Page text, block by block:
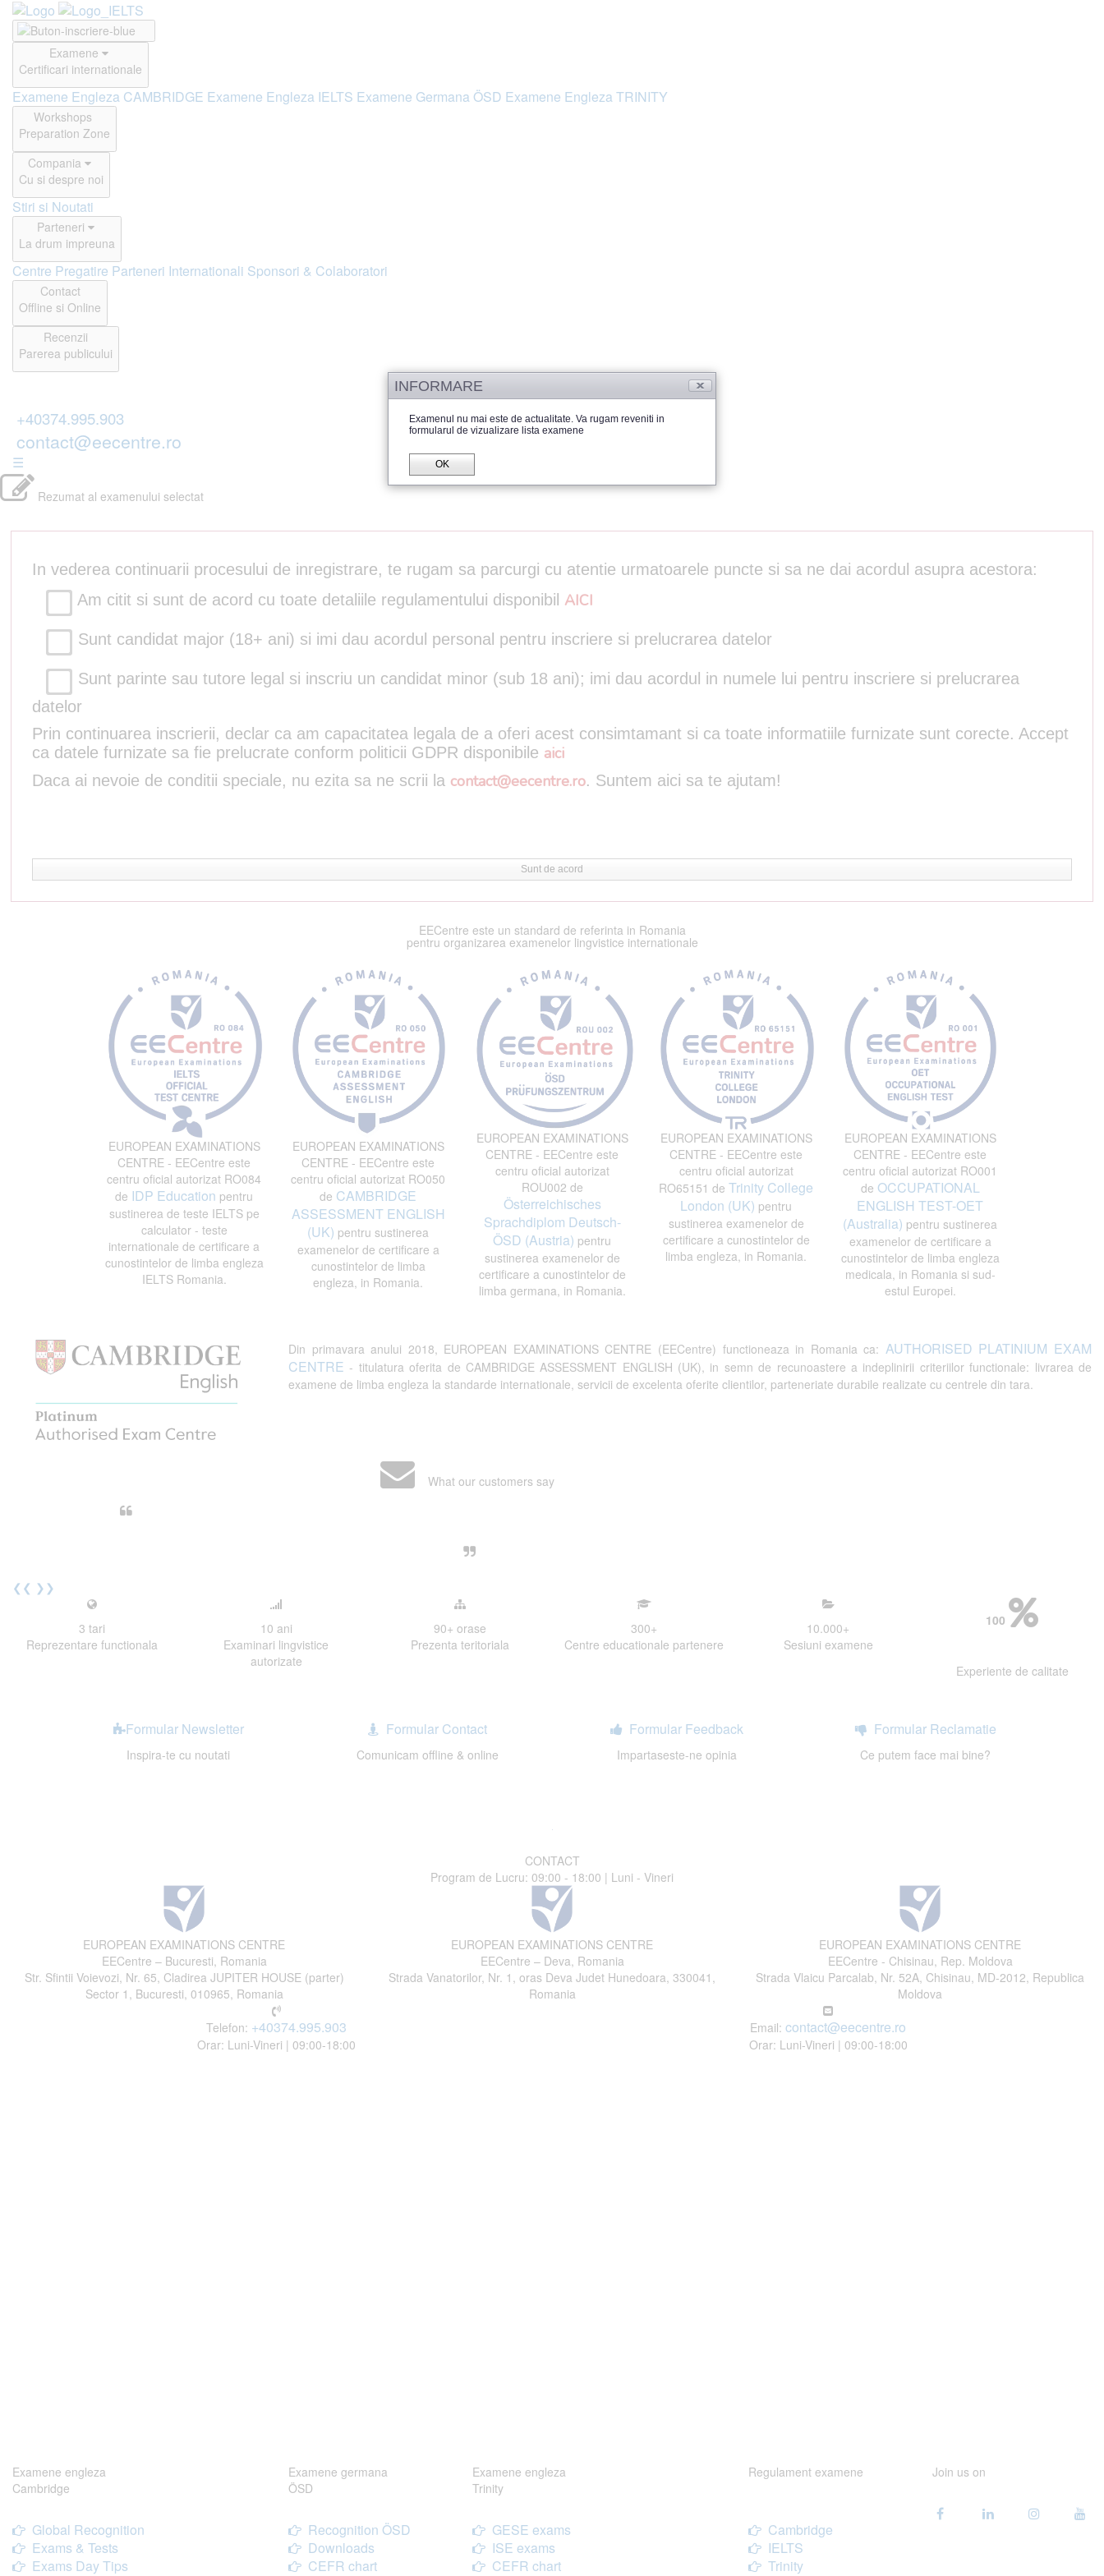
Examene
Certificari internationale
Examene Engleza CAMBRIDGE Examene Engleza IELTS Examene Germana ÖSD Examene Engleza TRINITY
Workshops
Preparation Zone
Compania
Cu si despre noi
Stiri si Noutati
Parteneri
La drum impreuna
Centre Pregatire Parteneri Internationali Sponsori & Colaboratori
Contact
Offline si Online
Recenzii
Parerea publicului
+40374.995.903
contact@eecentre.ro
☰
Rezumat al examenului selectat
In vederea continuarii procesului de inregistrare, te rugam sa parcurgi cu atentie urmatoarele puncte si sa ne dai acordul asupra acestora:
Am citit si sunt de acord cu toate detaliile regulamentului disponibil AICI
Sunt candidat major (18+ ani) si imi dau acordul personal pentru inscriere si prelucrarea datelor
Sunt parinte sau tutore legal si inscriu un candidat minor (sub 18 ani); imi dau acordul in numele lui pentru inscriere si prelucrarea
datelor
Prin continuarea inscrierii, declar ca am capacitatea legala de a oferi acest consimtamant si ca toate informatiile furnizate sunt corecte. Accept
ca datele furnizate sa fie prelucrate conform politicii GDPR disponibile aici
Daca ai nevoie de conditii speciale, nu ezita sa ne scrii la contact@eecentre.ro. Suntem aici sa te ajutam!
Sunt de acord
EECentre este un standard de referinta in Romania
pentru organizarea examenelor lingvistice internationale
EUROPEAN EXAMINATIONS
CENTRE - EECentre este
centru oficial autorizat RO084
de IDP Education pentru
sustinerea de teste IELTS pe
calculator - teste
internationale de certificare a
cunostintelor de limba engleza
IELTS Romania.
EUROPEAN EXAMINATIONS
CENTRE - EECentre este
centru oficial autorizat RO050
de CAMBRIDGE
ASSESSMENT ENGLISH
(UK) pentru sustinerea
examenelor de certificare a
cunostintelor de limba
engleza, in Romania.
EUROPEAN EXAMINATIONS
CENTRE - EECentre este
centru oficial autorizat
ROU002 de
Österreichisches
Sprachdiplom Deutsch-
ÖSD (Austria) pentru
sustinerea examenelor de
certificare a cunostintelor de
limba germana, in Romania.
EUROPEAN EXAMINATIONS
CENTRE - EECentre este
centru oficial autorizat
RO65151 de Trinity College
London (UK) pentru
sustinerea examenelor de
certificare a cunostintelor de
limba engleza, in Romania.
EUROPEAN EXAMINATIONS
CENTRE - EECentre este
centru oficial autorizat RO001
de OCCUPATIONAL
ENGLISH TEST-OET
(Australia) pentru sustinerea
examenelor de certificare a
cunostintelor de limba engleza
medicala, in Romania si sud-
estul Europei.
Din primavara anului 2018, EUROPEAN EXAMINATIONS CENTRE (EECentre) functioneaza in Romania ca: AUTHORISED PLATINIUM EXAM
CENTRE - titulatura oferita de CAMBRIDGE ASSESSMENT ENGLISH (UK), in semn de recunoastere a indeplinirii criteriilor functionale: livrarea de
examene de limba engleza la standarde internationale, servicii de excelenta oferite clientilor, parteneriate durabile realizate cu centrele din tara.
What our customers say
cu nerabdare urmatoarea sesiune de examinare.
❮❮ ❯❯
3 tari
Reprezentare functionala
10 ani
Examinari lingvistice
autorizate
90+ orase
Prezenta teritoriala
300+
Centre educationale partenere
10.000+
Sesiuni examene
100
Experiente de calitate
Formular Newsletter
Inspira-te cu noutati
Formular Contact
Comunicam offline & online
Formular Feedback
Impartaseste-ne opinia
Formular Reclamatie
Ce putem face mai bine?
CONTACT
Program de Lucru: 09:00 - 18:00 | Luni - Vineri
EUROPEAN EXAMINATIONS CENTRE
EECentre – Bucuresti, Romania
Str. Sfintii Voievozi, Nr. 65, Cladirea JUPITER HOUSE (parter)
Sector 1, Bucuresti, 010965, Romania
EUROPEAN EXAMINATIONS CENTRE
EECentre – Deva, Romania
Strada Vanatorilor, Nr. 1, oras Deva Judet Hunedoara, 330041,
Romania
EUROPEAN EXAMINATIONS CENTRE
EECentre - Chisinau, Rep. Moldova
Strada Vlaicu Parcalab, Nr. 52A, Chisinau, MD-2012, Republica
Moldova
Telefon: +40374.995.903
Orar: Luni-Vineri | 09:00-18:00
Email: contact@eecentre.ro
Orar: Luni-Vineri | 09:00-18:00
Examene engleza
Cambridge
Global Recognition
Exams & Tests
Exams Day Tips
Examene germana
ÖSD
Recognition ÖSD
Downloads
CEFR chart
Examene engleza
Trinity
GESE exams
ISE exams
CEFR chart
Regulament examene
Cambridge
IELTS
Trinity
Join us on
INFORMARE
Examenul nu mai este de actualitate. Va rugam reveniti in
formularul de vizualizare lista examene
OK